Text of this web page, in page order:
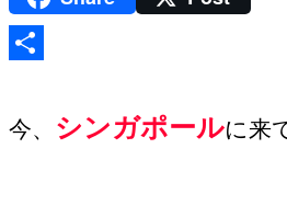
今、 シンガポールに来